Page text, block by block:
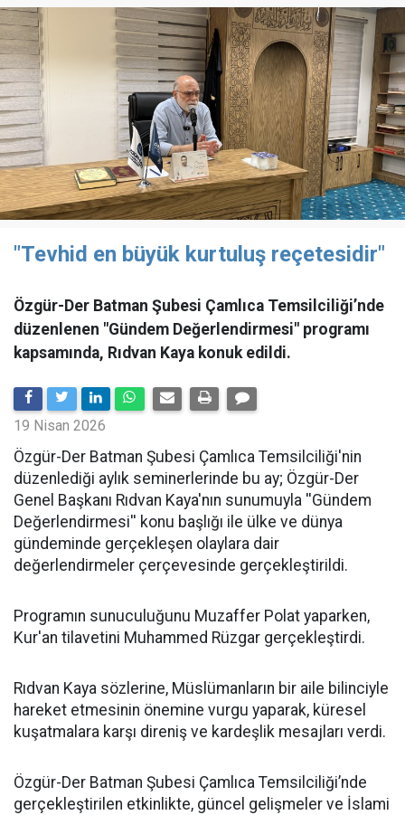
"Tevhid en büyük kurtuluş reçetesidir"
Özgür-Der Batman Şubesi Çamlıca Temsilciliği’nde
düzenlenen "Gündem Değerlendirmesi" programı
kapsamında, Rıdvan Kaya konuk edildi.
19 Nisan 2026
​Özgür-Der Batman Şubesi Çamlıca Temsilciliği'nin
düzenlediği aylık seminerlerinde bu ay; Özgür-Der
Genel Başkanı Rıdvan Kaya'nın sunumuyla ''Gündem
Değerlendirmesi'' konu başlığı ile ülke ve dünya
gündeminde gerçekleşen olaylara dair
değerlendirmeler çerçevesinde gerçekleştirildi.
Programın sunuculuğunu Muzaffer Polat yaparken,
Kur'an tilavetini Muhammed Rüzgar gerçekleştirdi.
Rıdvan Kaya sözlerine, Müslümanların bir aile bilinciyle
hareket etmesinin önemine vurgu yaparak, küresel
kuşatmalara karşı direniş ve kardeşlik mesajları verdi.
Özgür-Der Batman Şubesi Çamlıca Temsilciliği’nde
gerçekleştirilen etkinlikte, güncel gelişmeler ve İslami